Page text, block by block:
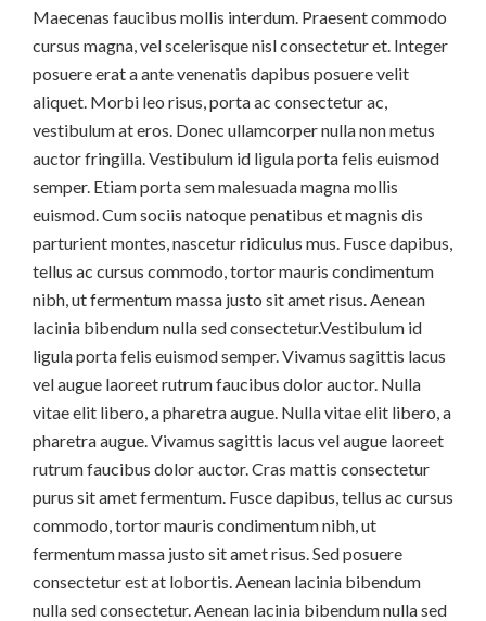
Maecenas faucibus mollis interdum. Praesent commodo
cursus magna, vel scelerisque nisl consectetur et. Integer
posuere erat a ante venenatis dapibus posuere velit
aliquet. Morbi leo risus, porta ac consectetur ac,
vestibulum at eros. Donec ullamcorper nulla non metus
auctor fringilla. Vestibulum id ligula porta felis euismod
semper. Etiam porta sem malesuada magna mollis
euismod. Cum sociis natoque penatibus et magnis dis
parturient montes, nascetur ridiculus mus. Fusce dapibus,
tellus ac cursus commodo, tortor mauris condimentum
nibh, ut fermentum massa justo sit amet risus. Aenean
lacinia bibendum nulla sed consectetur.Vestibulum id
ligula porta felis euismod semper. Vivamus sagittis lacus
vel augue laoreet rutrum faucibus dolor auctor. Nulla
vitae elit libero, a pharetra augue. Nulla vitae elit libero, a
pharetra augue. Vivamus sagittis lacus vel augue laoreet
rutrum faucibus dolor auctor. Cras mattis consectetur
purus sit amet fermentum. Fusce dapibus, tellus ac cursus
commodo, tortor mauris condimentum nibh, ut
fermentum massa justo sit amet risus. Sed posuere
consectetur est at lobortis. Aenean lacinia bibendum
nulla sed consectetur. Aenean lacinia bibendum nulla sed